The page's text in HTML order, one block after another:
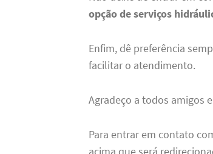
opção de serviços
Enfim, dê preferência
facilitar o atendimento.
Agradeço a todos amigos
Para entrar em contato
acima que será